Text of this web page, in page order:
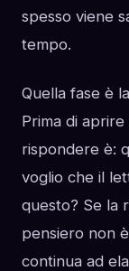
spesso viene
tempo.
Quella fase è
Prima di
rispondere è:
voglio che il
questo? Se la
pensiero non
continua ad